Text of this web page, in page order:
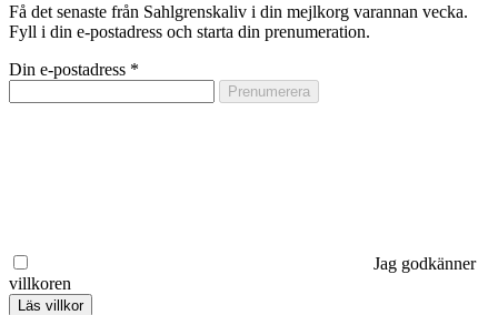
Få det senaste från Sahlgrenskaliv i din mejlkorg varannan vecka.
Fyll i din e-postadress och starta din prenumeration.
Din e-postadress *
Jag godkänner
villkoren
Läs villkor